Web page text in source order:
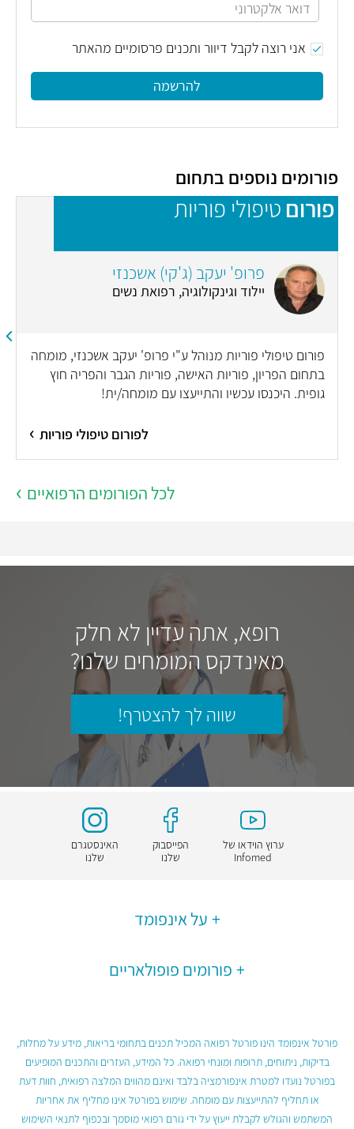
אני רוצה לקבל דיוור ותכנים פרסומיים מהאתר
להרשמה
פורומים נוספים בתחום
פורום טיפולי פוריות
פרופ' יעקב (ג'קי) אשכנזי
יילוד וגינקולוגיה, רפואת נשים
פורום טיפולי פוריות מנוהל ע"י פרופ' יעקב אשכנזי, מומחה
בתחום הפריון, פוריות האישה, פוריות הגבר והפריה חוץ
גופית. היכנסו עכשיו והתייעצו עם מומחה/ית!
לפורום טיפולי פוריות
לכל הפורומים הרפואיים
רופא, אתה עדיין לא חלק
מאינדקס המומחים שלנו?
שווה לך להצטרף!
ערוץ הוידאו של
Infomed
הפייסבוק
שלנו
האינסטגרם
שלנו
על אינפומד
פורומים פופולאריים
פורטל אינפומד הינו פורטל רפואה המכיל תכנים בתחומי בריאות, מידע על מחלות,
בדיקות, ניתוחים, תרופות ומונחי רפואה. כל המידע, העזרים והתכנים המופיעים
בפורטל נועדו למטרת אינפורמציה בלבד ואינם מהווים המלצה רפואית, חוות דעת
או תחליף להתייעצות עם מומחה. שימוש בפורטל אינו מחליף את אחריות
המשתמש והגולש לקבלת ייעוץ על ידי גורם רפואי מוסמך ובכפוף לתנאי השימוש